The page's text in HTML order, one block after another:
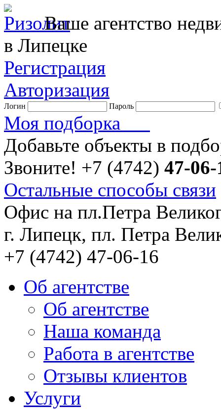
Ваше агентство
в Липецке
Регистрация
Авторизация
Логин Пароль
Моя подборка
Добавьте объекты в
Звоните! +7 (4742) 47-06-
Остальные способы связи
Офис на пл.Петра
г. Липецк, пл. Петра
+7 (4742) 47-06-16
Об агентстве
Об агентстве
Наша команда
Работа в агентстве
Отзывы клиентов
Услуги